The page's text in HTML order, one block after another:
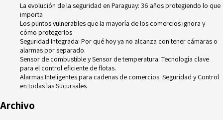
La evolución de la seguridad en Paraguay: 36 años protegiendo lo que
importa
Los puntos vulnerables que la mayoría de los comercios ignora y
cómo protegerlos
Seguridad Integrada: Por qué hoy ya no alcanza con tener cámaras o
alarmas por separado.
Sensor de combustible y Sensor de temperatura: Tecnología clave
para el control eficiente de flotas.
Alarmas Inteligentes para cadenas de comercios: Seguridad y Control
en todas las Sucursales
Archivo